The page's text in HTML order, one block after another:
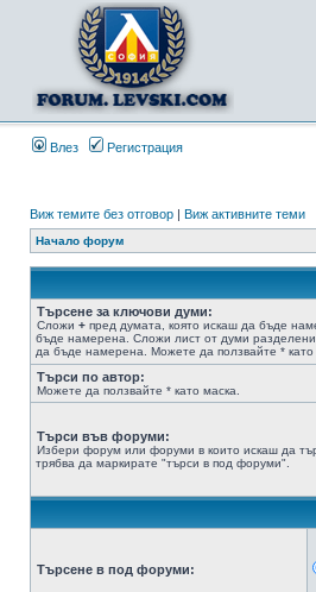
Влез Регистрация
Виж темите без отговор | Виж активните теми
Начало форум
Търсене за ключови думи:
Сложи + пред думата, която искаш да бъде
бъде намерена. Сложи лист от думи
да бъде намерена. Можете да ползвайте * като
Търси по автор:
Можете да ползвайте * като маска.
Търси във форуми:
Избери форум или форуми в които искаш да
трябва да маркирате "търси в под форуми".
Търсене в под форуми: